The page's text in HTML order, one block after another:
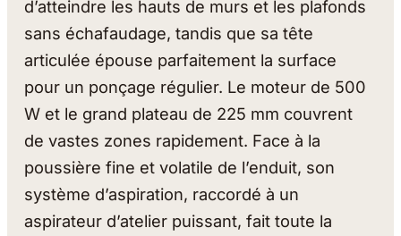
d’atteindre les hauts de murs et les plafonds
sans échafaudage, tandis que sa tête
articulée épouse parfaitement la surface
pour un ponçage régulier. Le moteur de 500
W et le grand plateau de 225 mm couvrent
de vastes zones rapidement. Face à la
poussière fine et volatile de l’enduit, son
système d’aspiration, raccordé à un
aspirateur d’atelier puissant, fait toute la